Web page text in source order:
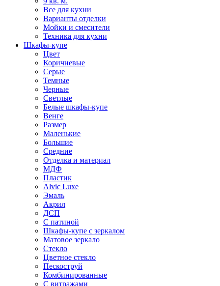
Все для кухни
Варианты отделки
Мойки и смесители
Техника для кухни
Шкафы-купе
Цвет
Коричневые
Серые
Темные
Черные
Светлые
Белые шкафы-купе
Венге
Размер
Маленькие
Большие
Средние
Отделка и материал
МДФ
Пластик
Alvic Luxe
Эмаль
Акрил
ДСП
С патиной
Шкафы-купе с зеркалом
Матовое зеркало
Стекло
Цветное стекло
Пескоструй
Комбинированные
С витражами